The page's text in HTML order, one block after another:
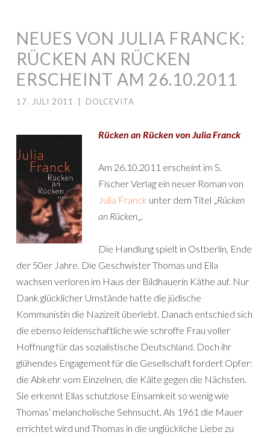
NEUES VON JULIA FRANCK:
RÜCKEN AN RÜCKEN
ERSCHEINT AM 26.10.2011
17. JULI 2011 DOLCEVITA
Rücken an Rücken von Julia Franck
Am 26.10.2011 erscheint im S.
Fischer Verlag ein neuer Roman von
Julia Franck unter dem Titel „Rücken
an Rücken„.
Die Handlung spielt in Ostberlin, Ende
der 50er Jahre. Die Geschwister Thomas und Ella
wachsen verloren im Haus der Bildhauerin Käthe auf. Nur
Dank glücklicher Umstände hatte die jüdische
Kommunistin die Nazizeit überlebt. Danach entschied sich
die ebenso leidenschaftliche wie schroffe Frau voller
Hoffnung für das sozialistische Deutschland. Doch ihr
glühendes Engagement für die Gesellschaft fordert Opfer:
die Abkehr vom Einzelnen, die Kälte gegen die Nächsten.
Sie erkennt Ellas schutzlose Einsamkeit so wenig wie
Thomas‘ melancholische Sehnsucht. Als 1961 die Mauer
errichtet wird und Thomas in die unglückliche Liebe zu